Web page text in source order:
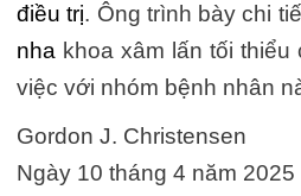
điều trị. Ông trình bày chi
nha khoa xâm lấn tối
việc với nhóm bệnh nhân
Gordon J. Christensen
Ngày 10 tháng 4 năm 2025